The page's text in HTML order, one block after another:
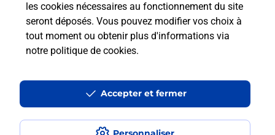
les cookies nécessaires au fonctionnement du site
seront déposés. Vous pouvez modifier vos choix à
tout moment ou obtenir plus d'informations via
notre politique de cookies.
Accepter et fermer
Peut-on passer le permis bateau
avec le CPF ?
THONON LES BAINS
Code Bateau